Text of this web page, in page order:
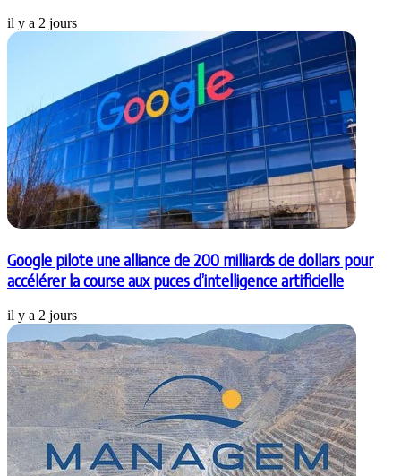
il y a 2 jours
Google pilote une alliance de 200 milliards de dollars pour
accélérer la course aux puces d’intelligence artificielle
il y a 2 jours